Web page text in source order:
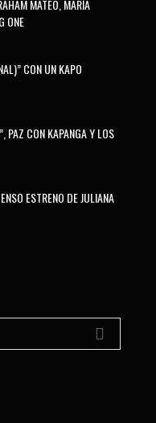
MATEO, MARÍA
ONE
CON UN KAPO
PAZ CON KAPANGA Y LOS
ESTRENO DE JULIANA